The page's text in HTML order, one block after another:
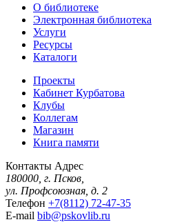
О библиотеке
Электронная библиотека
Услуги
Ресурсы
Каталоги
Проекты
Кабинет Курбатова
Клубы
Коллегам
Магазин
Книга памяти
Контакты Адрес
180000, г. Псков,
ул. Профсоюзная, д. 2
Телефон +7(8112) 72-47-35
E-mail bib@pskovlib.ru